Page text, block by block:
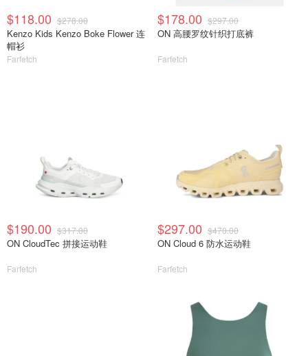
$118.00 $278.00
Kenzo Kids Kenzo Boke Flower 连
帽衫
Farfetch
$178.00 $297.00
ON 高腰罗纹针织打底裤
Farfetch
$190.00 $317.00
ON CloudTec 拼接运动鞋
Farfetch
$297.00 $470.00
ON Cloud 6 防水运动鞋
Farfetch